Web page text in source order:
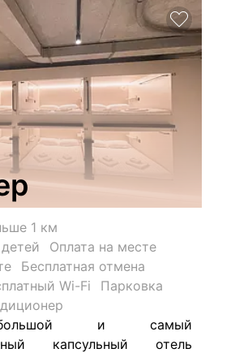
1 км
Оплата на месте
Бесплатная отмена
Wi-Fi
Парковка
и самый
капсульный отель